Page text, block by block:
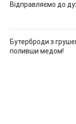
Відправляємо до
Бутерброди з
поливши медом!